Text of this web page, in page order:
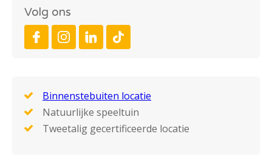
Volg ons
Binnenstebuiten locatie
Natuurlijke speeltuin
Tweetalig gecertificeerde locatie